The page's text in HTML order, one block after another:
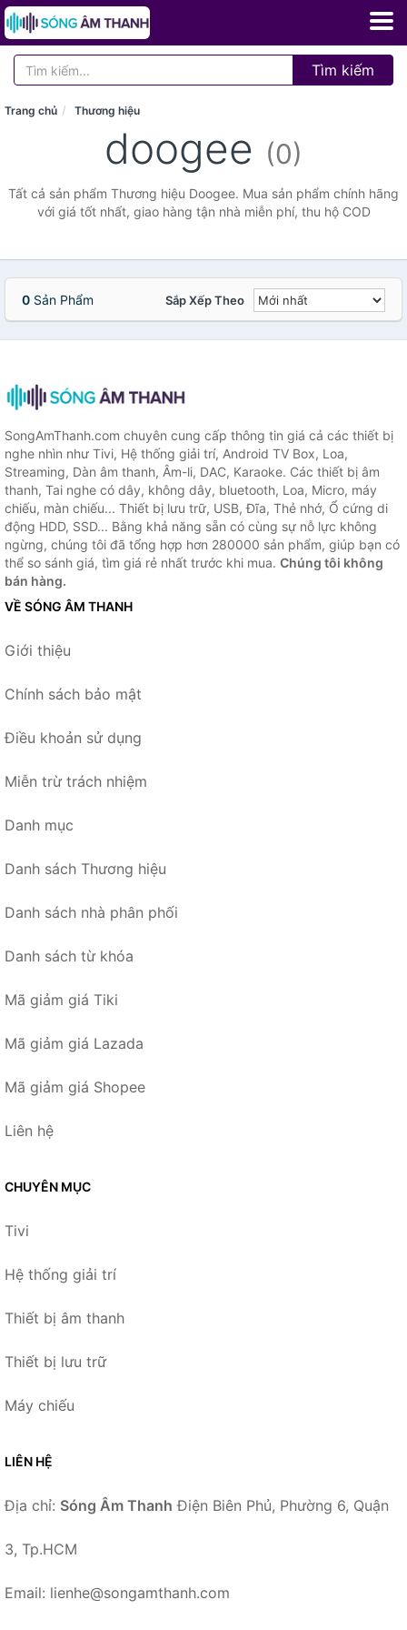
Tìm kiếm
Trang chủ Thương hiệu
doogee (0)
Tất cả sản phẩm Thương hiệu Doogee. Mua sản phẩm chính hãng
với giá tốt nhất, giao hàng tận nhà miễn phí, thu hộ COD
0 Sản Phẩm Sắp Xếp Theo
SongAmThanh.com chuyên cung cấp thông tin giá cả các thiết bị
nghe nhìn như Tivi, Hệ thống giải trí, Android TV Box, Loa,
Streaming, Dàn âm thanh, Âm-li, DAC, Karaoke. Các thiết bị âm
thanh, Tai nghe có dây, không dây, bluetooth, Loa, Micro, máy
chiếu, màn chiếu... Thiết bị lưu trữ, USB, Đĩa, Thẻ nhớ, Ổ cứng di
động HDD, SSD... Bằng khả năng sẵn có cùng sự nỗ lực không
ngừng, chúng tôi đã tổng hợp hơn 280000 sản phẩm, giúp bạn có
thể so sánh giá, tìm giá rẻ nhất trước khi mua. Chúng tôi không
bán hàng.
VỀ SÓNG ÂM THANH
Giới thiệu
Chính sách bảo mật
Điều khoản sử dụng
Miễn trừ trách nhiệm
Danh mục
Danh sách Thương hiệu
Danh sách nhà phân phối
Danh sách từ khóa
Mã giảm giá Tiki
Mã giảm giá Lazada
Mã giảm giá Shopee
Liên hệ
CHUYÊN MỤC
Tivi
Hệ thống giải trí
Thiết bị âm thanh
Thiết bị lưu trữ
Máy chiếu
LIÊN HỆ
Địa chỉ: Sóng Âm Thanh Điện Biên Phủ, Phường 6, Quận
3, Tp.HCM
Email: lienhe@songamthanh.com